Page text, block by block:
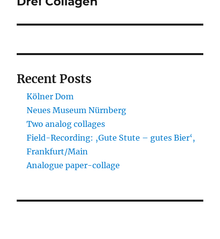
Recent Posts
Kölner Dom
Neues Museum Nürnberg
Two analog collages
Field-Recording: ‚Gute Stute – gutes Bier‘,
Frankfurt/Main
Analogue paper-collage